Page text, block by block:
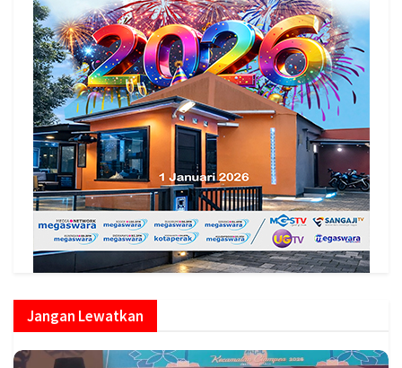
Jangan Lewatkan